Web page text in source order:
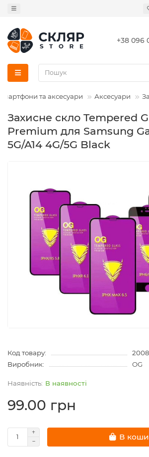
+38 096
та аксесуари Аксесуари
Захисне скло Tempered
Premium для Samsung
5G/A14 4G/5G Black
Код товару:
Виробник:
OG
В наявності
99.00 грн
В